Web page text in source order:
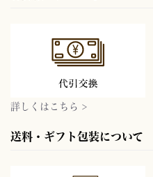
詳しくはこちら >
送料・ギフト包装について